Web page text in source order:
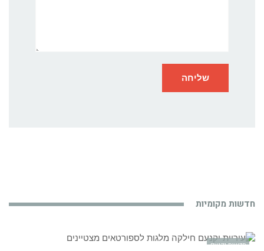
חדשות מקומיות
חדשות יקנעם